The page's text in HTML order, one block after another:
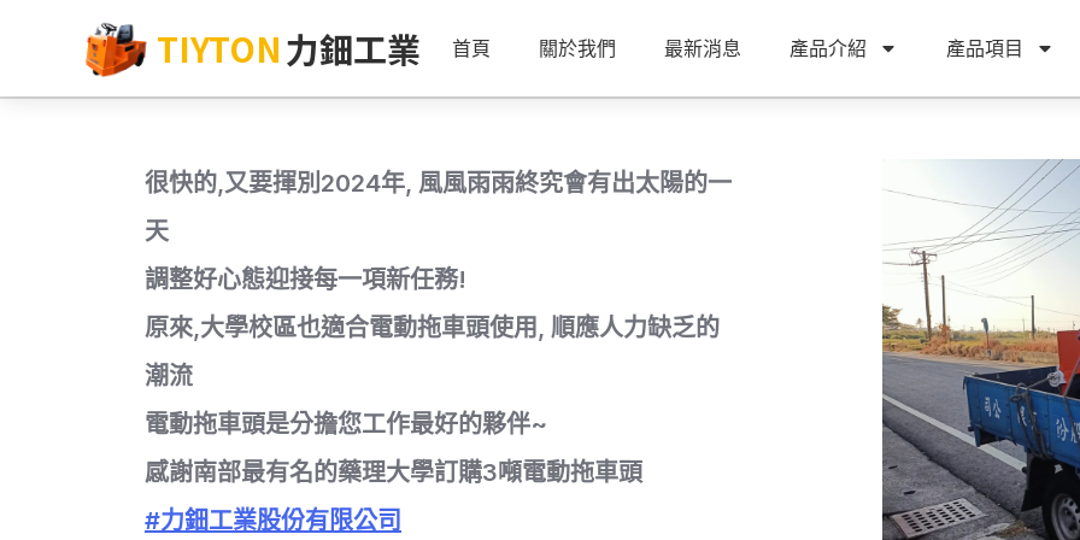
TIYTON力鈿工業 首頁 關於我們 最新消息 產品介紹 產品項目
很快的,又要揮別2024年, 風風雨雨終究會有出太陽的一
天
調整好心態迎接每一項新任務!
原來,大學校區也適合電動拖車頭使用, 順應人力缺乏的
潮流
電動拖車頭是分擔您工作最好的夥伴~
感謝南部最有名的藥理大學訂購3噸電動拖車頭
#力鈿工業股份有限公司